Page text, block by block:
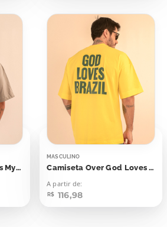
Camiseta Over Jesus is My Best Friend
MASCULINO
Camiseta Over God Loves Brazil
A partir de:
R$ 116,98